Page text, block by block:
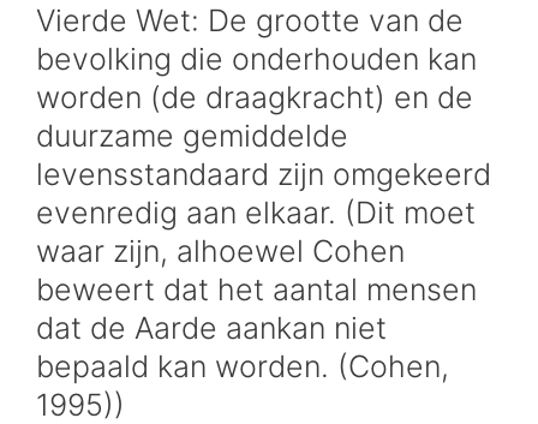
Vierde Wet: De grootte van de
bevolking die onderhouden kan
worden (de draagkracht) en de
duurzame gemiddelde
levensstandaard zijn omgekeerd
evenredig aan elkaar. (Dit moet
waar zijn, alhoewel Cohen
beweert dat het aantal mensen
dat de Aarde aankan niet
bepaald kan worden. (Cohen,
1995))